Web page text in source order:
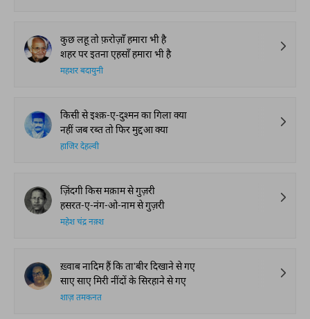
कुछ लहू तो फ़रोज़ाँ हमारा भी है
शहर पर इतना एहसाँ हमारा भी है
महशर बदायुनी
किसी से इश्क़-ए-दुश्मन का गिला क्या
नहीं जब रब्त तो फिर मुद्दआ क्या
हाजिर देहल्वी
ज़िंदगी किस मक़ाम से गुज़री
हसरत-ए-नंग-ओ-नाम से गुज़री
महेश चंद्र नक़्श
ख़्वाब नादिम हैं कि ता'बीर दिखाने से गए
साए साए मिरी नींदों के सिरहाने से गए
शाज़ तमकनत